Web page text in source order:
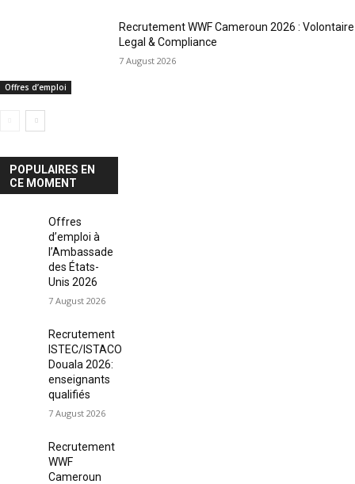
Offres d’emploi
Recrutement WWF Cameroun 2026 : Volontaire
Legal & Compliance
7 August 2026
POPULAIRES EN
CE MOMENT
Offres
d’emploi à
l’Ambassade
des États-
Unis 2026
7 August 2026
Recrutement
ISTEC/ISTACO
Douala 2026:
enseignants
qualifiés
7 August 2026
Recrutement
WWF
Cameroun